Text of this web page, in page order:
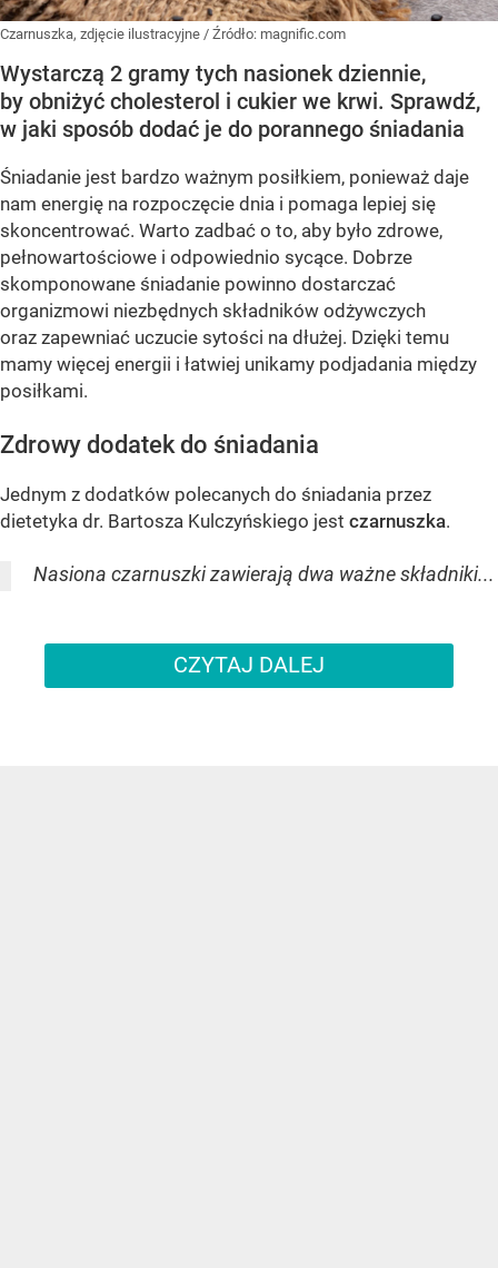
Czarnuszka, zdjęcie ilustracyjne / Źródło: magnific.com
Wystarczą 2 gramy tych nasionek dziennie,
by obniżyć cholesterol i cukier we krwi. Sprawdź,
w jaki sposób dodać je do porannego śniadania
Śniadanie jest bardzo ważnym posiłkiem, ponieważ daje
nam energię na rozpoczęcie dnia i pomaga lepiej się
skoncentrować. Warto zadbać o to, aby było zdrowe,
pełnowartościowe i odpowiednio sycące. Dobrze
skomponowane śniadanie powinno dostarczać
organizmowi niezbędnych składników odżywczych
oraz zapewniać uczucie sytości na dłużej. Dzięki temu
mamy więcej energii i łatwiej unikamy podjadania między
posiłkami.
Zdrowy dodatek do śniadania
Jednym z dodatków polecanych do śniadania przez
dietetyka dr. Bartosza Kulczyńskiego jest czarnuszka.
Nasiona czarnuszki zawierają dwa ważne składniki...
CZYTAJ DALEJ